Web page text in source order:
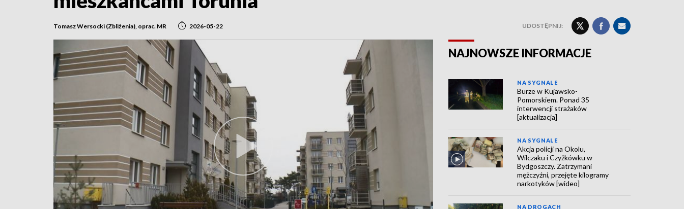
Tomasz Wersocki (Zbliżenia), oprac. MR 2026-05-22 UDOSTĘPNIJ:
NAJNOWSZE INFORMACJE
NA SYGNALE
Burze w Kujawsko-
Pomorskiem. Ponad 35
interwencji strażaków
[aktualizacja]
NA SYGNALE
Akcja policji na Okolu,
Wilczaku i Czyżkówku w
Bydgoszczy. Zatrzymani
mężczyźni, przejęte kilogramy
narkotyków [wideo]
NA DROGACH